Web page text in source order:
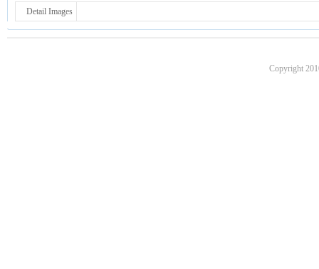
Detail Images
Copyright